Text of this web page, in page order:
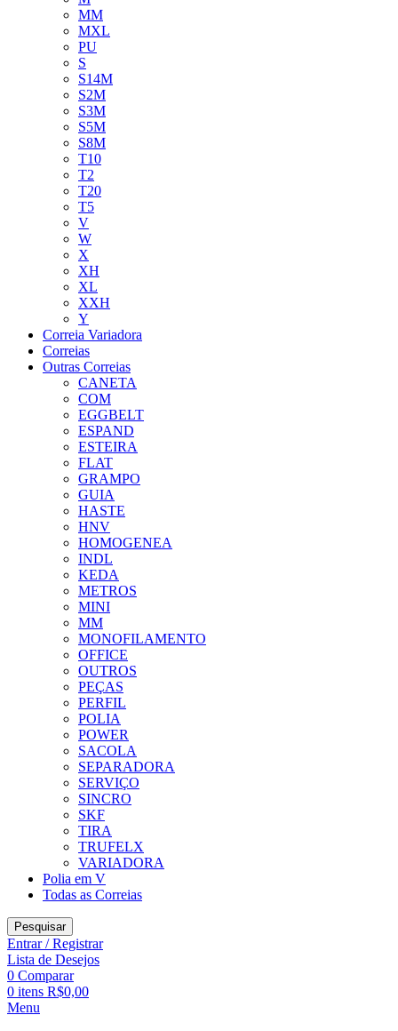
MM
MXL
PU
S
S14M
S2M
S3M
S5M
S8M
T10
T2
T20
T5
V
W
X
XH
XL
XXH
Y
Correia Variadora
Correias
Outras Correias
CANETA
COM
EGGBELT
ESPAND
ESTEIRA
FLAT
GRAMPO
GUIA
HASTE
HNV
HOMOGENEA
INDL
KEDA
METROS
MINI
MM
MONOFILAMENTO
OFFICE
OUTROS
PEÇAS
PERFIL
POLIA
POWER
SACOLA
SEPARADORA
SERVIÇO
SINCRO
SKF
TIRA
TRUFELX
VARIADORA
Polia em V
Todas as Correias
Pesquisar
Entrar / Registrar
Lista de Desejos
0 Comparar
0 itens R$0,00
Menu